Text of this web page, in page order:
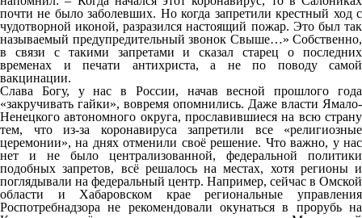
почти не было заболевших. Но когда запретили крестный ход с
чудотворной иконой, разразился настоящий пожар. Это был так
называемый предупредительный звонок Свыше…» Собственно,
в связи с такими запретами и сказал старец о последних
временах и печати антихриста, а не по поводу самой
вакцинации.
Слава Богу, у нас в России, начав весной прошлого года
«закручивать гайки», вовремя опомнились. Даже власти Ямало-
Ненецкого автономного округа, прославившиеся на всю страну
тем, что из-за коронавируса запретили все «религиозные
церемонии», на днях отменили своё решение. Что важно, у нас
нет и не было централизованной, федеральной политики
подобных запретов, всё решалось на местах, хотя регионы и
поглядывали на федеральный центр. Например, сейчас в Омской
области и Хабаровском крае региональные управления
Роспотребнадзора не рекомендовали окунаться в прорубь на